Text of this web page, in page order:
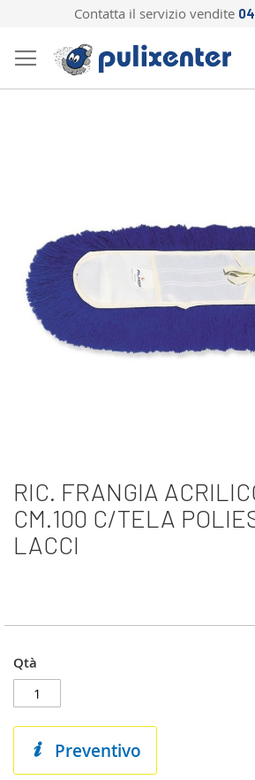
Contatta il servizio vendite
al
contenuto
RIC. FRANGIA
CM.100 C/TELA
LACCI
Qtà
Preventivo
Vai
all'inizio
della
galleria
di